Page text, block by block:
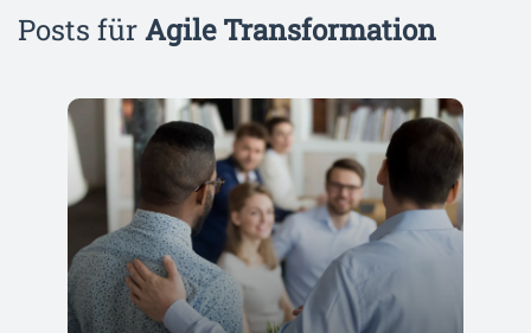
Posts fürAgile Transformation